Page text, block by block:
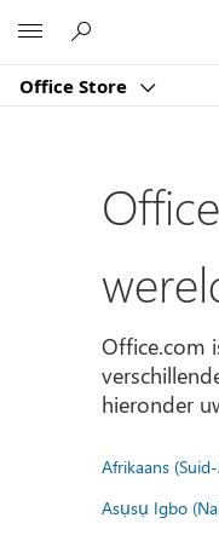
Office Store
Office.com
hieronder
Afrikaans
Asụsụ Igbo